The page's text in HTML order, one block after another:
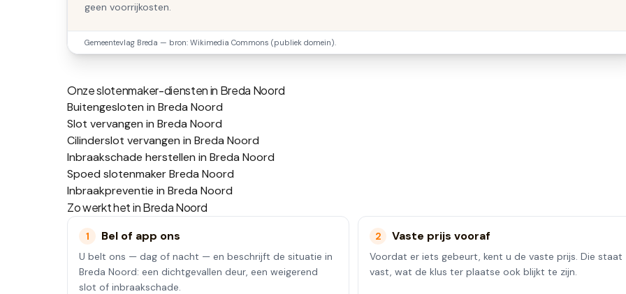
geen voorrijkosten.
Gemeentevlag Breda — bron: Wikimedia Commons (publiek domein).
Onze slotenmaker-diensten in Breda Noord
Buitengesloten in Breda Noord
Slot vervangen in Breda Noord
Cilinderslot vervangen in Breda Noord
Inbraakschade herstellen in Breda Noord
Spoed slotenmaker Breda Noord
Inbraakpreventie in Breda Noord
Zo werkt het inBreda Noord
1 Bel of app ons
U belt ons — dag of nacht — en beschrijft de situatie in
Breda Noord: een dichtgevallen deur, een weigerend
slot of inbraakschade.
2 Vaste prijs vooraf
Voordat er iets gebeurt, kent u de vaste prijs. Die staat
vast, wat de klus ter plaatse ook blijkt te zijn.